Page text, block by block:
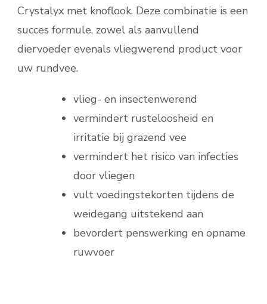
Crystalyx met knoflook. Deze combinatie is een
succes formule, zowel als aanvullend
diervoeder evenals vliegwerend product voor
uw rundvee.
vlieg- en insectenwerend
vermindert rusteloosheid en
irritatie bij grazend vee
vermindert het risico van infecties
door vliegen
vult voedingstekorten tijdens de
weidegang uitstekend aan
bevordert penswerking en opname
ruwvoer